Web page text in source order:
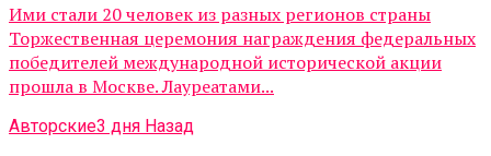
Ими стали 20 человек из разных регионов страны
Торжественная церемония награждения федеральных
победителей международной исторической акции
прошла в Москве. Лауреатами...
Авторские3 дня Назад